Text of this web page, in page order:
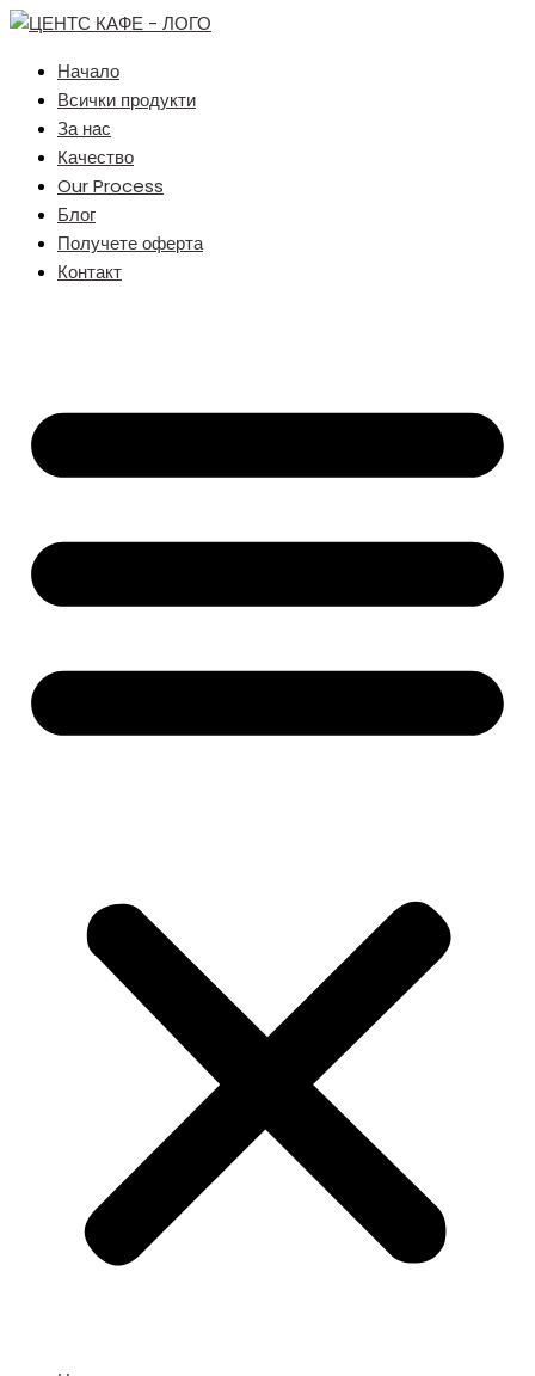
Начало
Всички продукти
За нас
Качество
Our Process
Блог
Получете оферта
Контакт